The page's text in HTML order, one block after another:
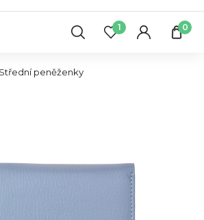
1 0
Střední peněženky